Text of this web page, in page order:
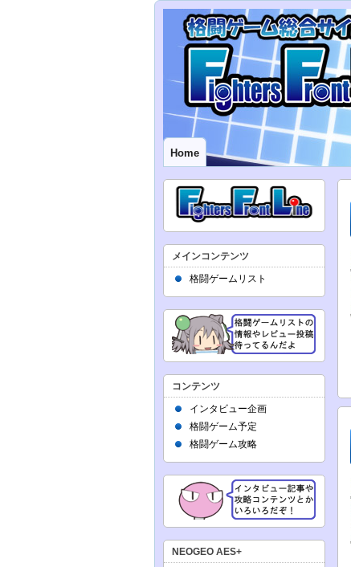
Home
メインコンテンツ
格闘ゲームリスト
コンテンツ
インタビュー企画
格闘ゲーム予定
格闘ゲーム攻略
NEOGEO AES+